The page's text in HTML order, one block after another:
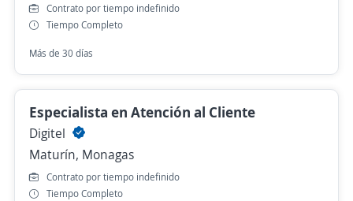
Contrato por tiempo indefinido
Tiempo Completo
Más de 30 días
Especialista en Atención al Cliente
Digitel
Maturín, Monagas
Contrato por tiempo indefinido
Tiempo Completo